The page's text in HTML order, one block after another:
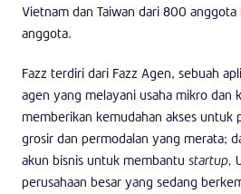
Vietnam dan Taiwan dari 800
anggota.
Fazz terdiri dari Fazz Agen, sebuah
agen yang melayani usaha mikro dan
memberikan kemudahan akses untuk
grosir dan permodalan yang merata;
akun bisnis untuk membantu startup,
perusahaan besar yang sedang